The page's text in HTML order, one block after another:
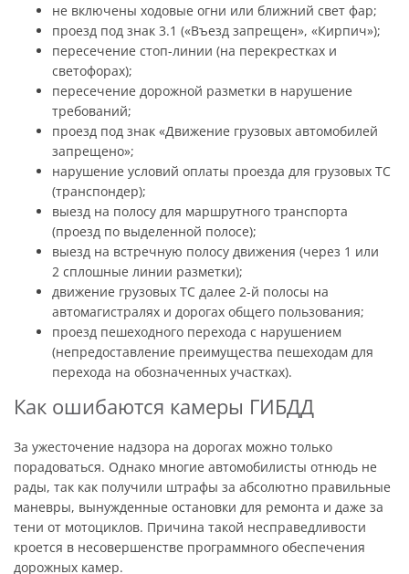
не включены ходовые огни или ближний свет фар;
проезд под знак 3.1 («Въезд запрещен», «Кирпич»);
пересечение стоп-линии (на перекрестках и
светофорах);
пересечение дорожной разметки в нарушение
требований;
проезд под знак «Движение грузовых автомобилей
запрещено»;
нарушение условий оплаты проезда для грузовых ТС
(транспондер);
выезд на полосу для маршрутного транспорта
(проезд по выделенной полосе);
выезд на встречную полосу движения (через 1 или
2 сплошные линии разметки);
движение грузовых ТС далее 2-й полосы на
автомагистралях и дорогах общего пользования;
проезд пешеходного перехода с нарушением
(непредоставление преимущества пешеходам для
перехода на обозначенных участках).
Как ошибаются камеры ГИБДД
За ужесточение надзора на дорогах можно только
порадоваться. Однако многие автомобилисты отнюдь не
рады, так как получили штрафы за абсолютно правильные
маневры, вынужденные остановки для ремонта и даже за
тени от мотоциклов. Причина такой несправедливости
кроется в несовершенстве программного обеспечения
дорожных камер.